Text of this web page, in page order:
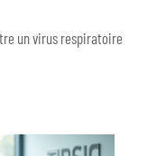
un virus respiratoire